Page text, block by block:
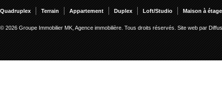
Quadruplex Terrain Appartement Duplex Loft/Studio Maison à
© 2026 Groupe Immobilier MK, Agence immobilière. Tous droits réservés. Site web par